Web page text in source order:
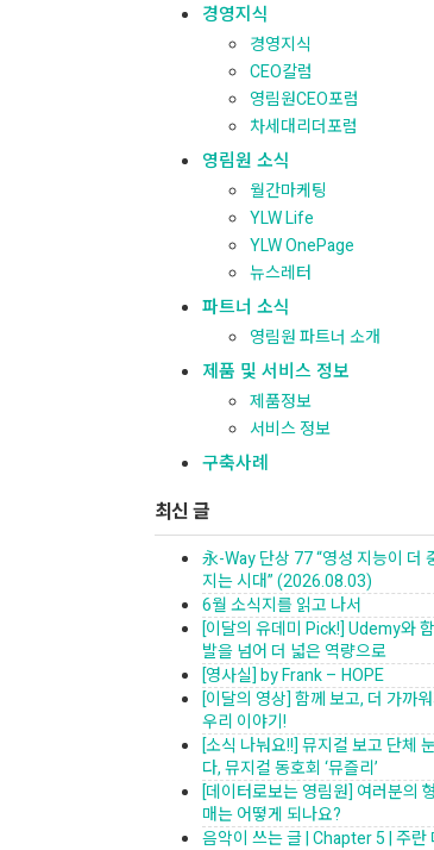
경영지식
경영지식
CEO칼럼
영림원CEO포럼
차세대리더포럼
영림원 소식
월간마케팅
YLW Life
YLW OnePage
뉴스레터
파트너 소식
영림원 파트너 소개
제품 및 서비스 정보
제품정보
서비스 정보
구축사례
최신 글
永-Way 단상 77 “영성 지능이 더
지는 시대” (2026.08.03)
6월 소식지를 읽고 나서
[이달의 유데미 Pick!] Udemy와
발을 넘어 더 넓은 역량으로
[영사실] by Frank – HOPE
[이달의 영상] 함께 보고, 더 가까
우리 이야기!
[소식 나눠요!!] 뮤지컬 보고 단체
다, 뮤지컬 동호회 ‘뮤즐리’
[데이터로보는 영림원] 여러분의
매는 어떻게 되나요?
음악이 쓰는 글 | Chapter 5 | 주란